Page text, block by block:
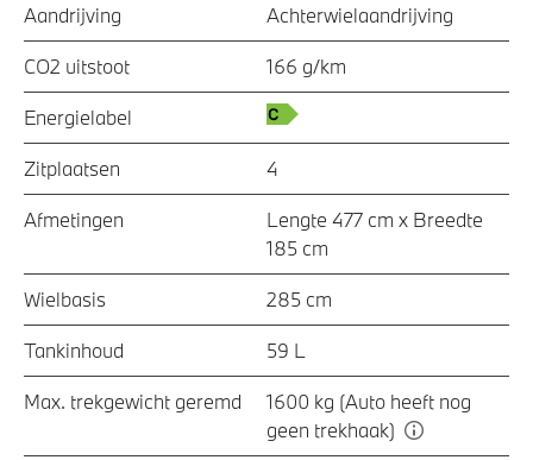
Aandrijving Achterwielaandrijving
CO2 uitstoot 166 g/km
Energielabel
Zitplaatsen 4
Afmetingen
Lengte 477 cm x Breedte
185 cm
Wielbasis 285 cm
Tankinhoud 59 L
Max. trekgewicht geremd
1600 kg (Auto heeft nog
geen trekhaak)